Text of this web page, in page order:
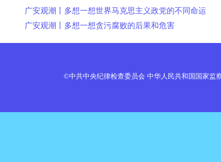
广安观潮丨多想一想世界马克思主义政党的不同命运
广安观潮丨多想一想贪污腐败的后果和危害
©中共中央纪律检查委员会 中华人民共和国国家监